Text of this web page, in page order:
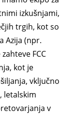
izkušnjami,
trgih, kot so
Azija (npr.
FCC
kot je
vključno
letalskim
v